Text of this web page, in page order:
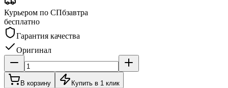
Курьером по СПбзавтра
бесплатно
Гарантия качества
Оригинал
В корзину Купить в 1 клик